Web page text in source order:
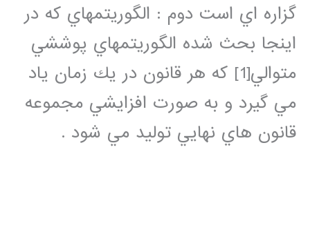
گزاره اي است دوم : الگوريتمهاي كه در
اينجا بحث شده الگوريتمهاي پوششي
متوالي[1] كه هر قانون در يك زمان ياد
مي گيرد و به صورت افزايشي مجموعه
قانون هاي نهايي توليد مي شود .